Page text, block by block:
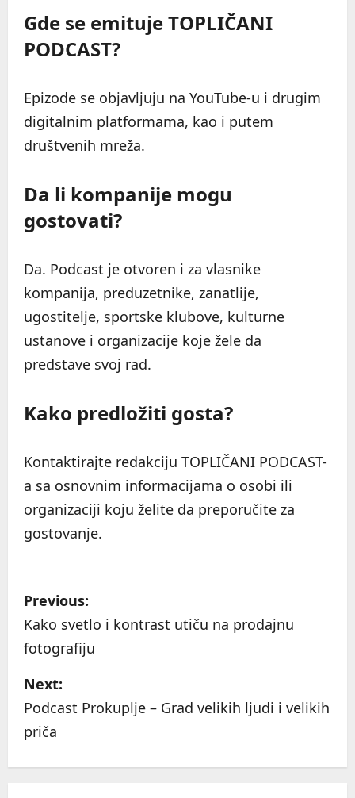
Gde se emituje TOPLIČANI
PODCAST?
Epizode se objavljuju na YouTube-u i drugim
digitalnim platformama, kao i putem
društvenih mreža.
Da li kompanije mogu
gostovati?
Da. Podcast je otvoren i za vlasnike
kompanija, preduzetnike, zanatlije,
ugostitelje, sportske klubove, kulturne
ustanove i organizacije koje žele da
predstave svoj rad.
Kako predložiti gosta?
Kontaktirajte redakciju TOPLIČANI PODCAST-
a sa osnovnim informacijama o osobi ili
organizaciji koju želite da preporučite za
gostovanje.
P
o
s
t
n
a
Previous:
Kako svetlo i kontrast utiču na prodajnu
fotografiju
Next:
Podcast Prokuplje – Grad velikih ljudi i velikih
priča